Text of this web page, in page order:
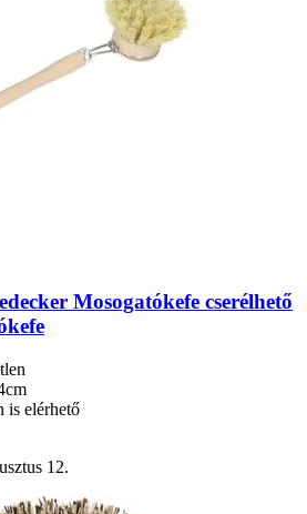
Mosogatókefe cserélhető
is elérhető
12.